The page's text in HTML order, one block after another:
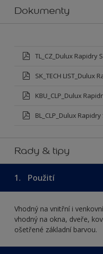
Dokumenty
TL_CZ_Dulux Rapidry
SK_TECH LIST_Dulux
KBU_CLP_Dulux
BL_CLP_Dulux
Rady & tipy
1. Použití
Vhodný na vnitřní i
vhodný na okna, dveře,
ošetřené základní barvou.